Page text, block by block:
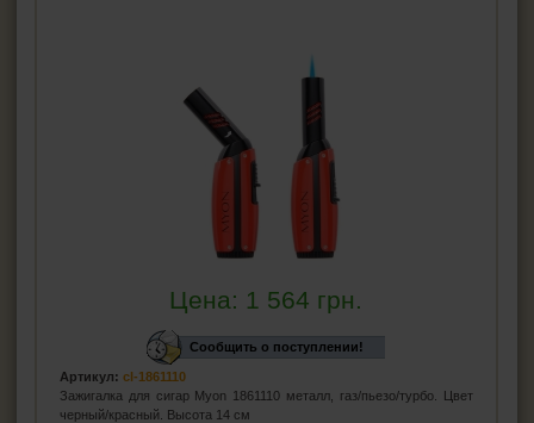
Цена: 1 564 грн.
Сообщить о поступлении!
Артикул: cl-1861110
Зажигалка для сигар Myon 1861110 металл, газ/пьезо/турбо. Цвет
черный/красный. Высота 14 см